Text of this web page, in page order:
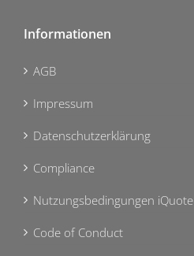
Informationen
AGB
Impressum
Datenschutzerklärung
Compliance
Nutzungsbedingungen iQuote
Code of Conduct